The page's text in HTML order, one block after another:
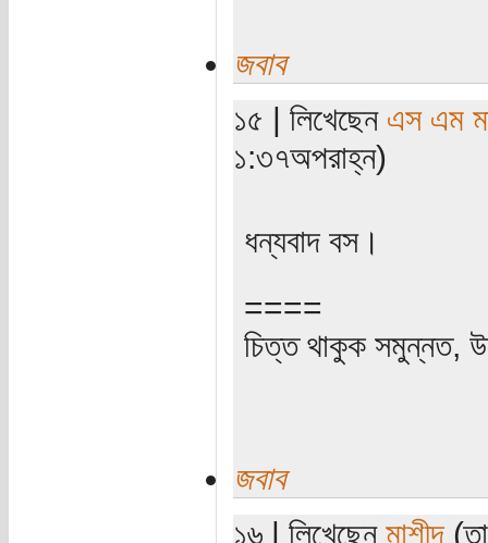
জবাব
১৫ | লিখেছেন এস এম
১:৩৭অপরাহ্ন)
ধন্যবাদ বস।
====
চিত্ত থাকুক সমুন্নত,
জবাব
১৬ | লিখেছেন মাশীদ